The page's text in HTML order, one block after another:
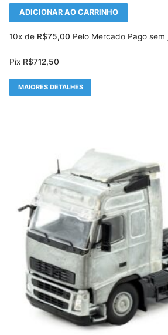
ADICIONAR AO CARRINHO
10x de R$75,00 Pelo Mercado Pago sem
Pix R$712,50
MAIORES DETALHES